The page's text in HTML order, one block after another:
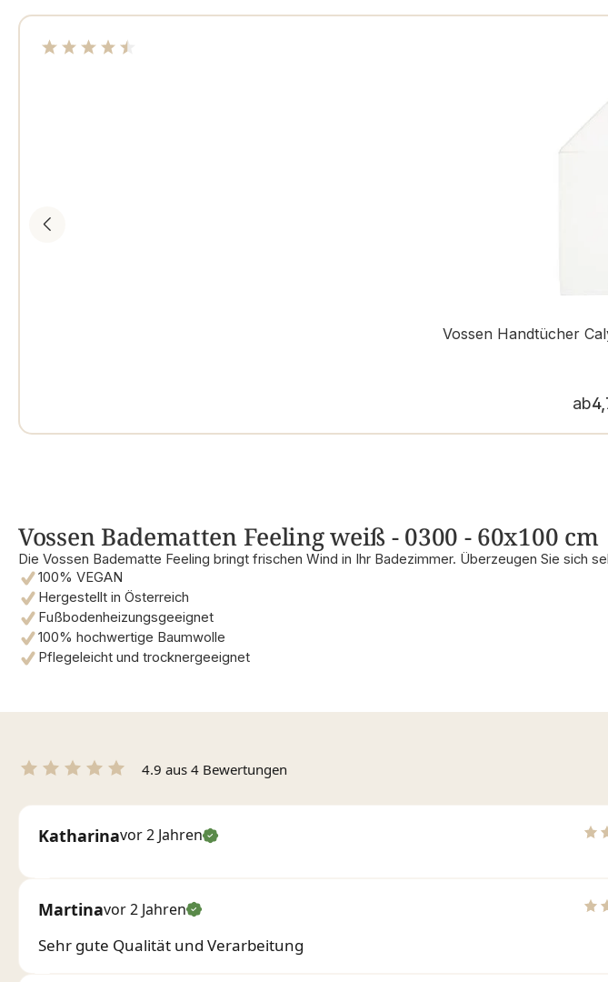
Vossen Handtücher
ab
Vossen Badematten Feeling weiß - 0300 - 60x100 cm
Die Vossen Badematte Feeling bringt frischen Wind in Ihr Badezimmer. Überzeugen Sie sich
100% VEGAN
Hergestellt in Österreich
Fußbodenheizungsgeeignet
100% hochwertige Baumwolle
Pflegeleicht und trocknergeeignet
4.9 aus 4 Bewertungen
Katharinavor 2 Jahren
Martinavor 2 Jahren
Sehr gute Qualität und Verarbeitung